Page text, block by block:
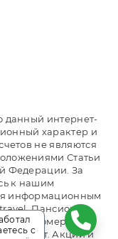
данный интернет-
характер и
не являются
Статьи
Федерации. За
к нашим
информационным
Пансионат
номеров.
мест. Акции и
с